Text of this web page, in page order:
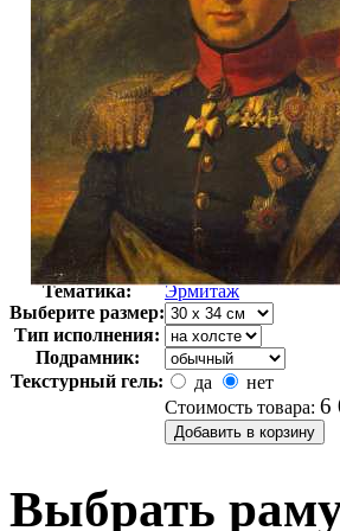
Автор:
Неизвестно
Арт-стиль
Русская живопись
Тематика:
Эрмитаж
Выберите размер:
Тип исполнения:
Подрамник:
Текстурный гель:
да
нет
Стоимость товара: 6
Выбрать